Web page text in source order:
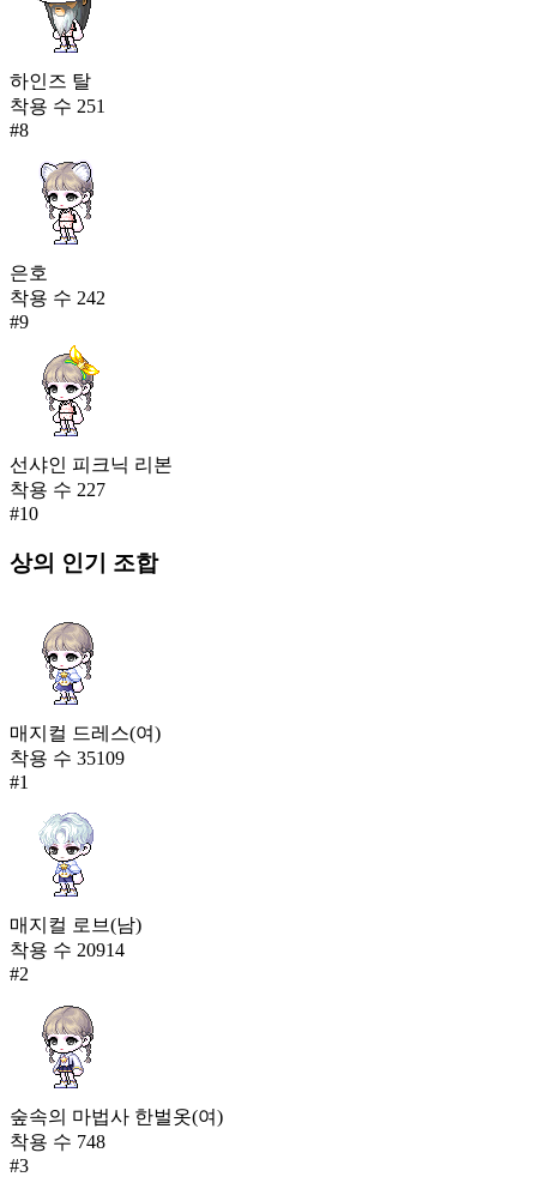
하인즈 탈
착용 수 251
#8
은호
착용 수 242
#9
선샤인 피크닉 리본
착용 수 227
#10
상의 인기 조합
매지컬 드레스(여)
착용 수 35109
#1
매지컬 로브(남)
착용 수 20914
#2
숲속의 마법사 한벌옷(여)
착용 수 748
#3